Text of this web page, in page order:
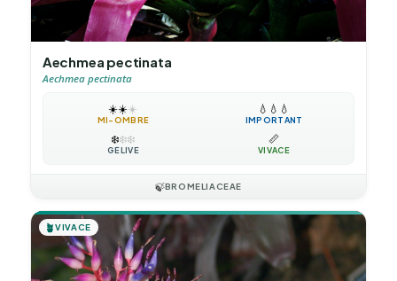
Aechmea pectinata
Aechmea pectinata
☀️☀️☀️
MI-OMBRE
💧 💧 💧
IMPORTANT
❄️❄️❄️
GÉLIVE
📏
VIVACE
🍃BROMELIACEAE
🪴VIVACE